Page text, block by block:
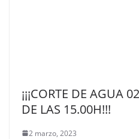
¡¡¡CORTE DE AGUA
DE LAS 15.00H!!!
2 marzo, 2023